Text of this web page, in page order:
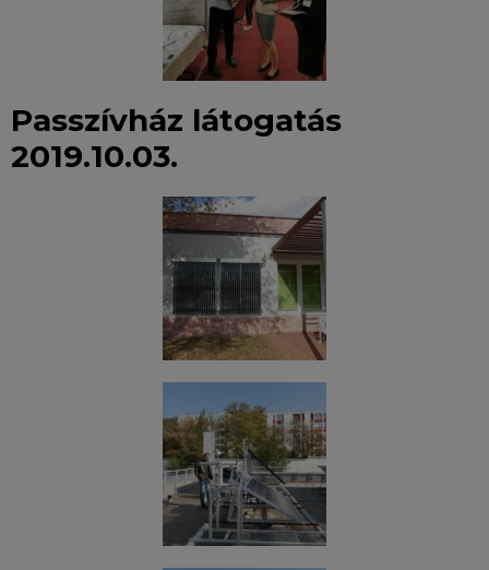
Passzívház látogatás
2019.10.03.